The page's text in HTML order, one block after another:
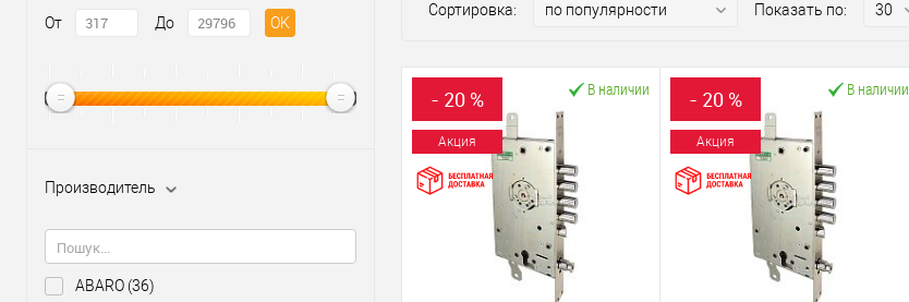
От До OK
Производитель
ABARO (36)
Сортировка: Показать по:
- 20 %
Акция
В наличии - 20 %
Акция
В наличии